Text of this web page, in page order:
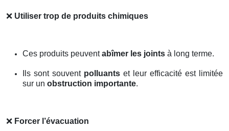
❌ Utiliser trop de produits chimiques
Ces produits peuventabîmer les joints à long terme.
Ils sont souvent polluants et leur efficacité est limitée
sur un obstruction importante.
❌ Forcer l’évacuation